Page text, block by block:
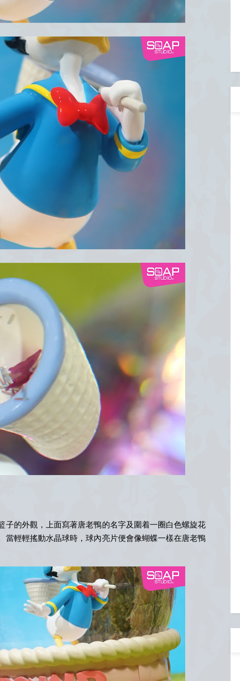
子的外觀，上面寫著唐老鴨的名字及圍着一圈白色螺旋花
當輕輕搖動水晶球時，球內亮片便會像蝴蝶一樣在唐老鴨